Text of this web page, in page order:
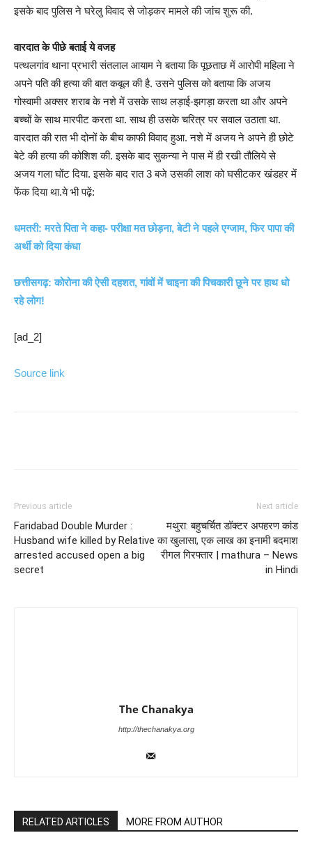
इसके बाद पुलिस ने घरेलु विवाद से जोड़कर मामले की जांच शुरू की.
वारदात के पीछे बताई ये वजह
पत्थलगांव थाना प्रभारी संतलाल आयाम ने बताया कि पूछताछ में आरोपी महिला ने
अपने पति की हत्या की बात कबूल की है. उसने पुलिस को बताया कि अजय
गोस्वामी अक्सर शराब के नशे में उसके साथ लड़ाई-झगड़ा करता था और अपने
बच्चों के साथ मारपीट करता था. साथ ही उसके चरित्र पर सवाल उठाता था.
वारदात की रात भी दोनों के बीच काफी विवाद हुआ. नशे में अजय ने अपने ही छोटे
बेटे की हत्या की कोशिश की. इसके बाद सुकन्या ने पास में ही रखी तौलिये से
अजय गला घोंट दिया. इसके बाद रात 3 बजे उसकी लाश को घसीटकर खंडहर में
फेंक दिया था.ये भी पढ़ें:
धमतरी: मरते पिता ने कहा- परीक्षा मत छोड़ना, बेटी ने पहले एग्जाम, फिर पापा की
अर्थी को दिया कंधा
छत्तीसगढ़: कोरोना की ऐसी दहशत, गांवों में चाइना की पिचकारी छूने पर हाथ धो
रहे लोग!
[ad_2]
Source link
Previous article
Faridabad Double Murder :
Husband wife killed by Relative
arrested accused open a big
secret
Next article
मथुरा: बहुचर्चित डॉक्टर अपहरण कांड
का खुलासा, एक लाख का इनामी बदमाश
रीगल गिरफ्तार | mathura – News
in Hindi
The Chanakya
http://thechanakya.org
RELATED ARTICLES MORE FROM AUTHOR